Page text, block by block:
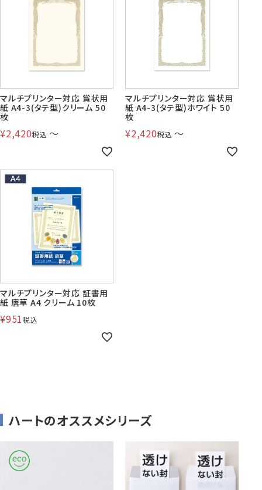
マルチプリンター対応 賞状用
紙 A4-3(タテ型)クリーム 50
枚
¥2,420税込 〜
マルチプリンター対応 賞状用
紙 A4-3(タテ型)ホワイト 50
枚
¥2,420税込 〜
マルチプリンター対応 証書用
紙 唐草 A4 クリーム 10枚
¥951税込
ハートのオススメシリーズ